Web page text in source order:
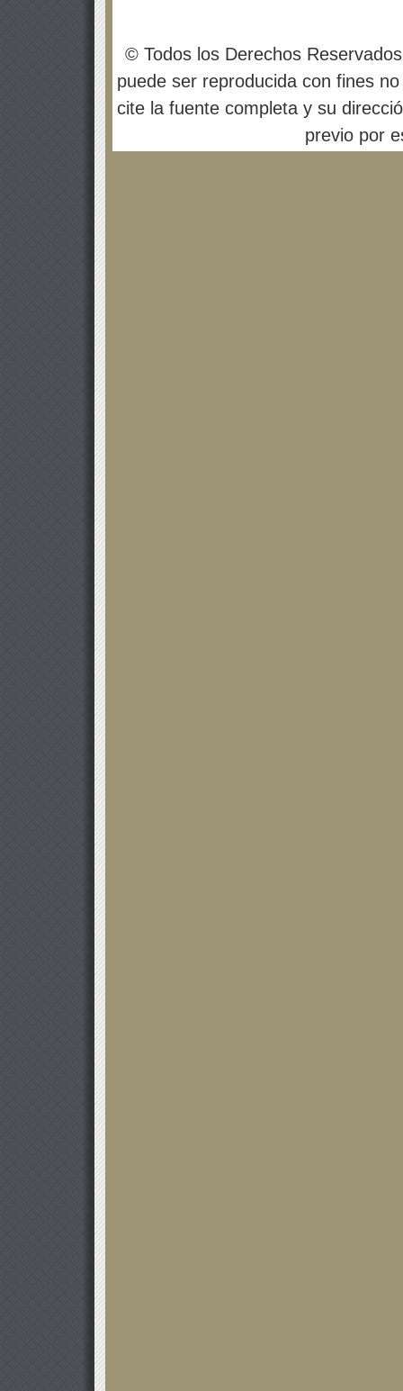
© Todos los Derechos
puede ser reproducida con fines
cite la fuente completa y su
previo por